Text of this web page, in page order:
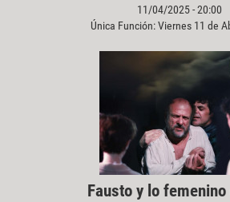
11/04/2025 - 20:00
Única Función: Viernes 11 de
Fausto y lo